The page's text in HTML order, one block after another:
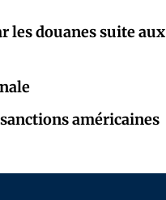
les douanes suite aux
américaines